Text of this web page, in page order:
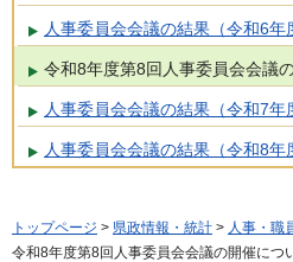
人事委員会会議の結果（令和6年
令和8年度第8回人事委員会会議
人事委員会会議の結果（令和7年
人事委員会会議の結果（令和8年
トップページ > 県政情報・統計 > 人事・職
令和8年度第8回人事委員会会議の開催につ